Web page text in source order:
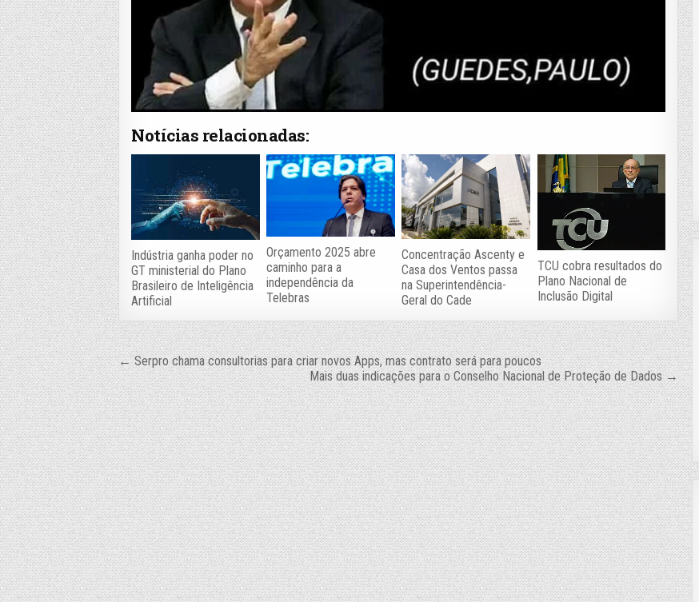
Notícias relacionadas:
Indústria ganha poder no
GT ministerial do Plano
Brasileiro de Inteligência
Artificial
Orçamento 2025 abre
caminho para a
independência da
Telebras
Concentração Ascenty e
Casa dos Ventos passa
na Superintendência-
Geral do Cade
TCU cobra resultados do
Plano Nacional de
Inclusão Digital
Navegação
de
Post
← Serpro chama consultorias para criar novos Apps, mas contrato será para poucos
Mais duas indicações para o Conselho Nacional de Proteção de Dados →